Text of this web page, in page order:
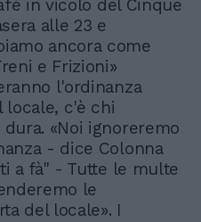
in vicolo del Cinque
alle 23 e
ancora come
e Frizioni»
l'ordinanza
locale, c'è chi
«Noi ignoreremo
- dice Colonna
a fà" - Tutte le multe
le
del locale». I